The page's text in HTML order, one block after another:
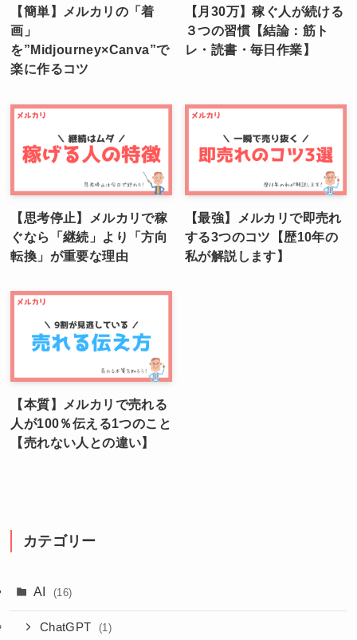
【簡単】メルカリの「着
画」
を”Midjourney×Canva”で
楽に作るコツ
【月30万】稼ぐ人が続ける
３つの習慣【結論：筋ト
レ・読書・毎日作業】
【思考停止】メルカリで稼
ぐなら「継続」より「方向
転換」が重要な理由
【最強】メルカリで即売れ
する3つのコツ【歴10年の
私が解説します】
【本質】メルカリで売れる
人が100％伝える1つのこと
【売れない人との違い】
カテゴリー
AI (16)
ChatGPT (1)